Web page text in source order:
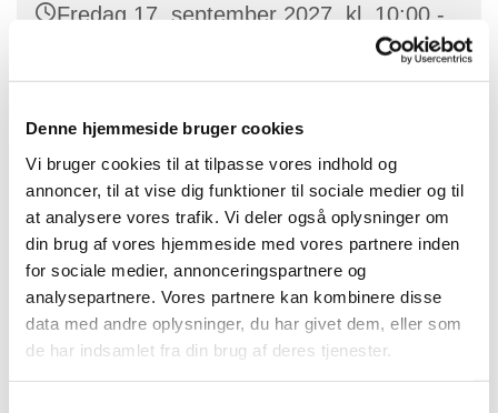
Denne hjemmeside bruger cookies
Vi bruger cookies til at tilpasse vores indhold og
annoncer, til at vise dig funktioner til sociale medier og til
at analysere vores trafik. Vi deler også oplysninger om
din brug af vores hjemmeside med vores partnere inden
for sociale medier, annonceringspartnere og
analysepartnere. Vores partnere kan kombinere disse
data med andre oplysninger, du har givet dem, eller som
de har indsamlet fra din brug af deres tjenester.
Fredag 17. september 2027, kl. 10:00 -
Du vil måske også kunne lide...